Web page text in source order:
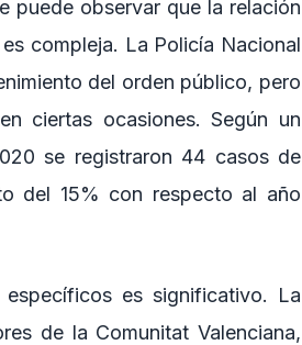
puede observar que la relación
compleja. La Policía Nacional
del orden público, pero
ciertas ocasiones. Según un
se registraron 44 casos de
del 15% con respecto al año
es significativo. La
de la Comunitat Valenciana,